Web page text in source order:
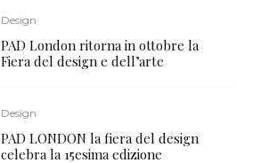
Design
PAD London ritorna in ottobre la
Fiera del design e dell’arte
Design
PAD LONDON la fiera del design
celebra la 15esima edizione